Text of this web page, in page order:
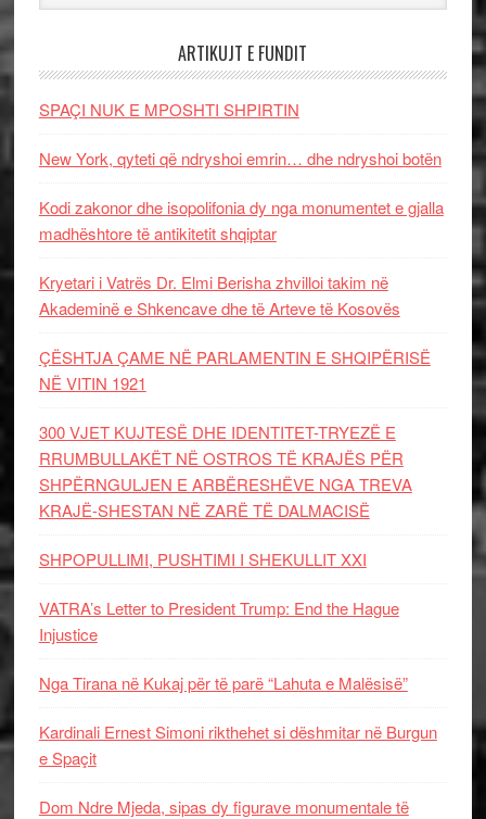
ARTIKUJT E FUNDIT
SPAÇI NUK E MPOSHTI SHPIRTIN
New York, qyteti që ndryshoi emrin… dhe ndryshoi botën
Kodi zakonor dhe isopolifonia dy nga monumentet e gjalla
madhështore të antikitetit shqiptar
Kryetari i Vatrës Dr. Elmi Berisha zhvilloi takim në
Akademinë e Shkencave dhe të Arteve të Kosovës
ÇËSHTJA ÇAME NË PARLAMENTIN E SHQIPËRISË
NË VITIN 1921
300 VJET KUJTESË DHE IDENTITET-TRYEZË E
RRUMBULLAKËT NË OSTROS TË KRAJËS PËR
SHPËRNGULJEN E ARBËRESHËVE NGA TREVA
KRAJË-SHESTAN NË ZARË TË DALMACISË
SHPOPULLIMI, PUSHTIMI I SHEKULLIT XXI
VATRA’s Letter to President Trump: End the Hague
Injustice
Nga Tirana në Kukaj për të parë “Lahuta e Malësisë”
Kardinali Ernest Simoni rikthehet si dëshmitar në Burgun
e Spaçit
Dom Ndre Mjeda, sipas dy figurave monumentale të